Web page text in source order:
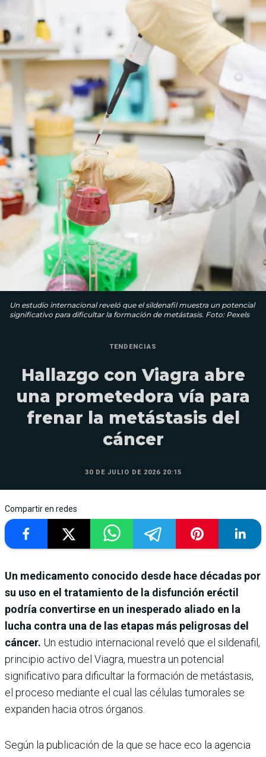
Un estudio internacional reveló que el sildenafil muestra un potencial
significativo para dificultar la formación de metástasis. Foto: Pexels
TENDENCIAS
Hallazgo con Viagra abre
una prometedora vía para
frenar la metástasis del
cáncer
30 DE JULIO DE 2026 20:15
Compartir en redes
Un medicamento conocido desde hace décadas por
su uso en el tratamiento de la disfunción eréctil
podría convertirse en un inesperado aliado en la
lucha contra una de las etapas más peligrosas del
cáncer. Un estudio internacional reveló que el sildenafil,
principio activo del Viagra, muestra un potencial
significativo para dificultar la formación de metástasis,
el proceso mediante el cual las células tumorales se
expanden hacia otros órganos.
Según la publicación de la que se hace eco la agencia